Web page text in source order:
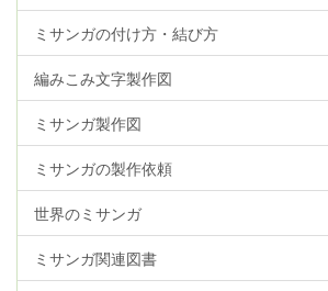
ミサンガの付け方・結び方
編みこみ文字製作図
ミサンガ製作図
ミサンガの製作依頼
世界のミサンガ
ミサンガ関連図書